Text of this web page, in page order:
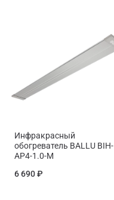
Инфракрасный
обогреватель BALLU BIH-
AP4-1.0-M
6 690 ₽